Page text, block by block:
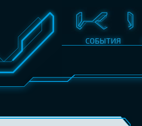
СОБЫТИЯ